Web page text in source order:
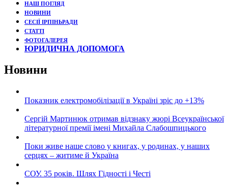
НАШ ПОГЛЯД
НОВИНИ
СЕСІЇ ІРПІНЬРАДИ
СТАТТІ
ФОТОГАЛЕРЕЯ
ЮРИДИЧНА ДОПОМОГА
Новини
Показник електромобілізації в Україні зріс до +13%
Сергій Мартинюк отримав відзнаку жюрі Всеукраїнської
літературної премії імені Михайла Слабошпицького
Поки живе наше слово у книгах, у родинах, у наших
серцях – житиме й Україна
СОУ. 35 років. Шлях Гідності і Честі